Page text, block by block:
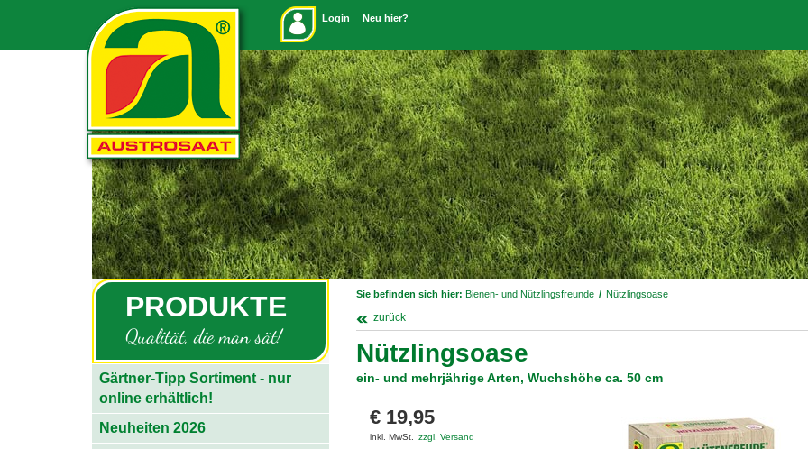
Login Neu hier?
Sie befinden sich hier: Bienen- und Nützlingsfreunde / Nützlingsoase
zurück
Nützlingsoase
ein- und mehrjährige Arten, Wuchshöhe ca. 50 cm
€ 19,95
inkl. MwSt. zzgl. Versand
PRODUKTE
Qualität, die man sät!
Gärtner-Tipp Sortiment - nur
online erhältlich!
Neuheiten 2026